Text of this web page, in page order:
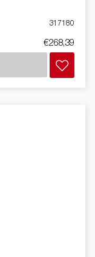
317180
€268,39